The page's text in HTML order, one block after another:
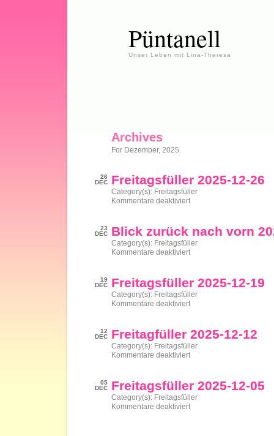
Püntanell
Unser Leben mit Lina-Theresa
Archives
For Dezember, 2025.
26
DEC
Freitagsfüller 2025-12-26
Category(s): Freitagsfüller
Kommentare deaktiviertfür
26
23
DEC
Blick zurück nach vorn
Category(s): Freitagsfüller
Kommentare deaktiviertfür
vorn
2025
19
DEC
Freitagsfüller 2025-12-19
Category(s): Freitagsfüller
Kommentare deaktiviertfür
19
12
DEC
Freitagfüller 2025-12-12
Category(s): Freitagsfüller
Kommentare deaktiviertfür
12
05
DEC
Freitagsfüller 2025-12-05
Category(s): Freitagsfüller
Kommentare deaktiviertfür